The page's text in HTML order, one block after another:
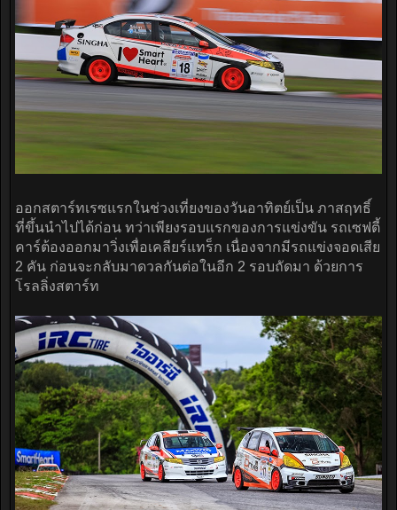
ออกสตาร์ทเรซแรกในช่วงเที่ยงของวันอาทิตย์เป็น ภาสฤทธิ์
ที่ขึ้นนำไปได้ก่อน ทว่าเพียงรอบแรกของการแข่งขัน รถเซฟตี้
คาร์ต้องออกมาวิ่งเพื่อเคลียร์แทร็ก เนื่องจากมีรถแข่งจอดเสีย
2 คัน ก่อนจะกลับมาดวลกันต่อในอีก 2 รอบถัดมา ด้วยการ
โรลลิ่งสตาร์ท